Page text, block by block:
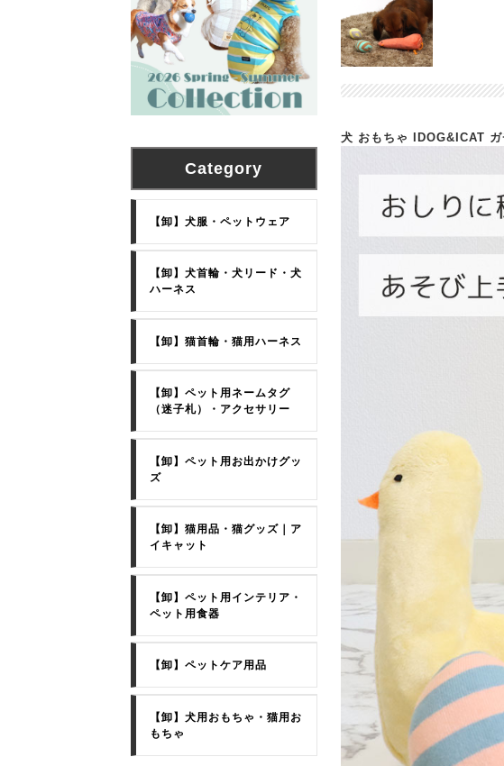
犬 おもちゃ IDOG&ICAT
Category
【卸】犬服・ペットウェア
【卸】犬首輪・犬リード・犬
ハーネス
【卸】猫首輪・猫用ハーネス
【卸】ペット用ネームタグ
（迷子札）・アクセサリー
【卸】ペット用お出かけグッ
ズ
【卸】猫用品・猫グッズ｜ア
イキャット
【卸】ペット用インテリア・
ペット用食器
【卸】ペットケア用品
【卸】犬用おもちゃ・猫用お
もちゃ